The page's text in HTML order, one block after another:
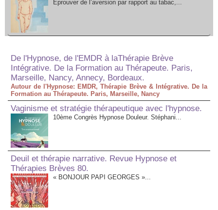
Eprouver de l’aversion par rapport au tabac,...
De l'Hypnose, de l'EMDR à laThérapie Brève
Intégrative. De la Formation au Thérapeute. Paris,
Marseille, Nancy, Annecy, Bordeaux.
Autour de l'Hypnose: EMDR, Thérapie Brève & Intégrative. De la
Formation au Thérapeute. Paris, Marseille, Nancy
Vaginisme et stratégie thérapeutique avec l'hypnose.
10ème Congrès Hypnose Douleur. Stéphani...
Deuil et thérapie narrative. Revue Hypnose et
Thérapies Brèves 80.
« BONJOUR PAPI GEORGES »...